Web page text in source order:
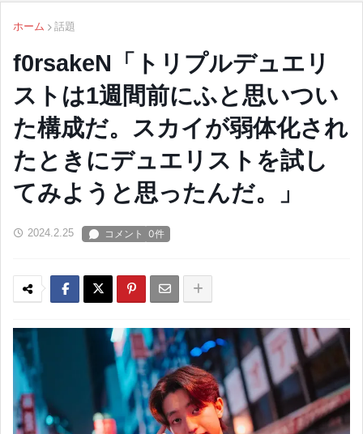
ホーム 話題
f0rsakeN「トリプルデュエリ
ストは1週間前にふと思いつい
た構成だ。スカイが弱体化され
たときにデュエリストを試し
てみようと思ったんだ。」
2024.2.25